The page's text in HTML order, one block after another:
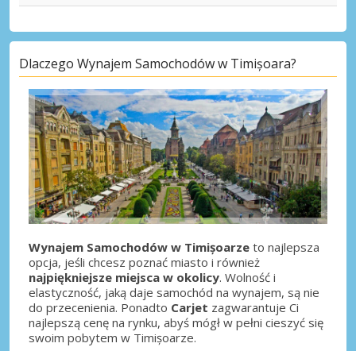
Dlaczego Wynajem Samochodów w Timișoara?
Wynajem Samochodów w Timișoarze to najlepsza
opcja, jeśli chcesz poznać miasto i również
najpiękniejsze miejsca w okolicy. Wolność i
elastyczność, jaką daje samochód na wynajem, są nie
do przecenienia. Ponadto Carjet zagwarantuje Ci
najlepszą cenę na rynku, abyś mógł w pełni cieszyć się
swoim pobytem w Timișoarze.